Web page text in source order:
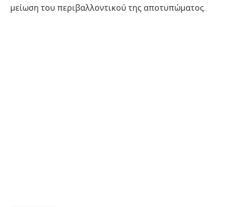
μείωση του περιβαλλοντικού της αποτυπώματος.